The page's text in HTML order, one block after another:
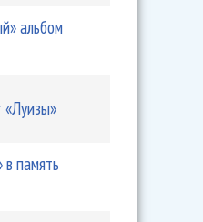
альбом
память